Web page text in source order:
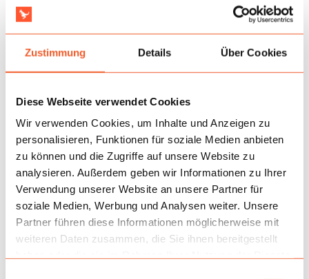
Zustimmung Details Über Cookies
Diese Webseite verwendet Cookies
Wir verwenden Cookies, um Inhalte und Anzeigen zu
personalisieren, Funktionen für soziale Medien anbieten
zu können und die Zugriffe auf unsere Website zu
analysieren. Außerdem geben wir Informationen zu Ihrer
Verwendung unserer Website an unsere Partner für
soziale Medien, Werbung und Analysen weiter. Unsere
Partner führen diese Informationen möglicherweise mit
weiteren Daten zusammen, die Sie ihnen bereitgestellt
Anwendung
Am besten bewährt sie sich als Hauptzone der Hochsaison
und des täglichen Betriebs der Anlage, wenn Rotation,
klare Besucherführung und die dauerhafte Platzierung der
Attraktion im Mittelpunkt der Aufmerksamkeit wichtig
sind. Der umfangreiche Aufbau regt zu längerem Spielen
an, was sich in einem höheren Wert pro Besuch und einer
besseren Nutzung der kommerziellen Fläche
niederschlägt. Eine große Installation vereinfacht zudem
die Kommunikation des Angebots und erleichtert den